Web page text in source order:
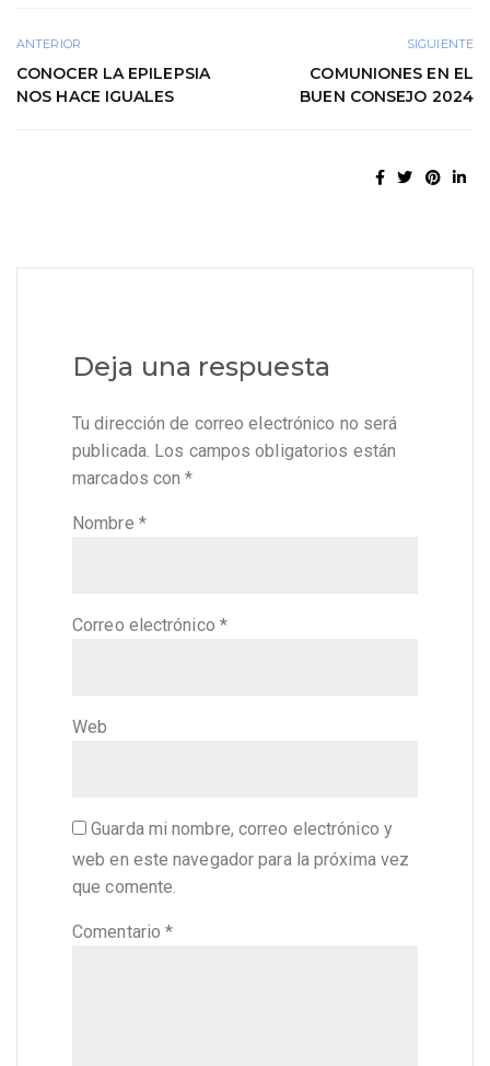
ANTERIOR
CONOCER LA EPILEPSIA
NOS HACE IGUALES
SIGUIENTE
COMUNIONES EN EL
BUEN CONSEJO 2024
Deja una respuesta
Tu dirección de correo electrónico no será
publicada. Los campos obligatorios están
marcados con*
Nombre *
Correo electrónico *
Web
Guarda mi nombre, correo electrónico y
web en este navegador para la próxima vez
que comente.
Comentario*